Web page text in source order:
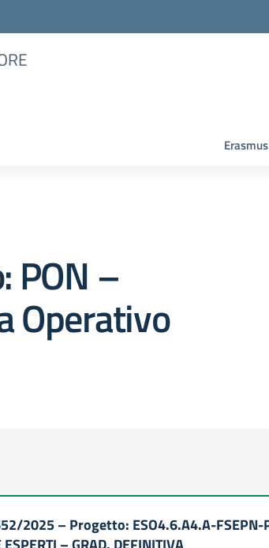
PON –
Operativo
2025 – Progetto: ESO4.6.A4.A-